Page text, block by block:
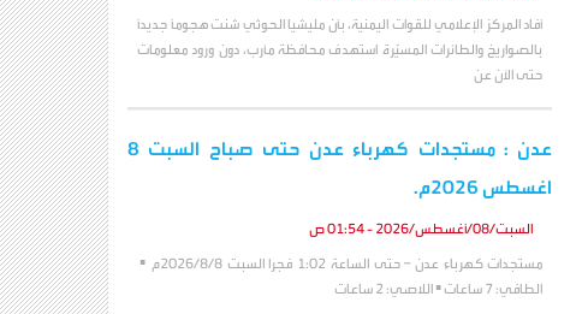
أفاد المركز الإعلامي للقوات اليمنية، بأن مليشيا الحوثي شنت هجوماً جديداً
بالصواريخ والطائرات المسيّرة استهدف محافظة مأرب، دون ورود معلومات
حتى الآن عن
عدن : مستجدات كهرباء عدن حتى صباح السبت 8
اغسطس 2026م.
السبت/08/أغسطس/2026 - 01:54 ص
مستجدات كهرباء عدن – حتى الساعة 1:02 فجرا السبت 2026/8/8م ▪️
الطافي: 7 ساعات ▪️ اللاصي: 2 ساعات